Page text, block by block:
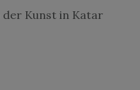
der Kunst in Katar